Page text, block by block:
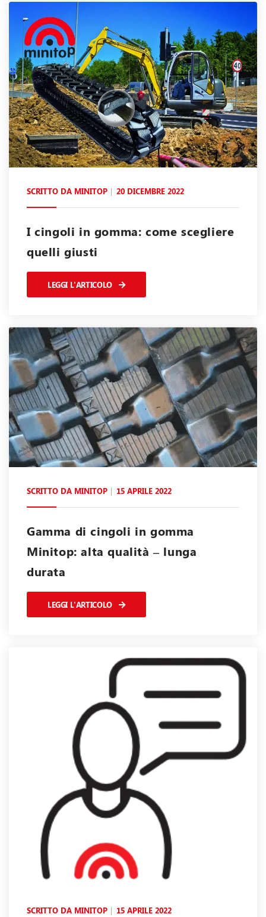
SCRITTO DA MINITOP 20 DICEMBRE 2022
I cingoli in gomma: come scegliere
quelli giusti
LEGGI L'ARTICOLO
SCRITTO DA MINITOP 15 APRILE 2022
Gamma di cingoli in gomma
Minitop: alta qualità – lunga
durata
LEGGI L'ARTICOLO
SCRITTO DA MINITOP 15 APRILE 2022